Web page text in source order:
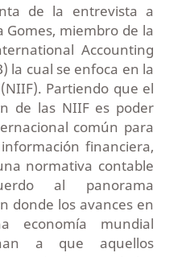
de la entrevista a
Gomes, miembro de la
Accounting
la cual se enfoca en la
Partiendo que el
de las NIIF es poder
común para
financiera,
normativa contable
al panorama
donde los avances en
economía mundial
a que aquellos